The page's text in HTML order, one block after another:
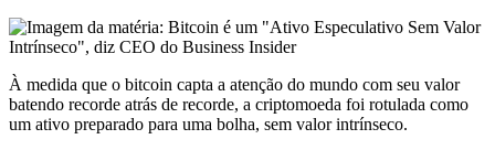
À medida que o bitcoin capta a atenção do mundo com seu valor
batendo recorde atrás de recorde, a criptomoeda foi rotulada como
um ativo preparado para uma bolha, sem valor intrínseco.